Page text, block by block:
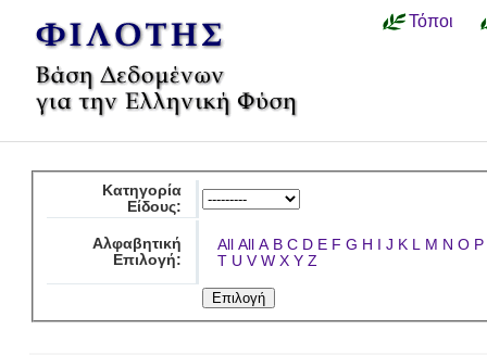
Τόποι
Κατηγορία
Είδους:
Αλφαβητική
Επιλογή:
All All A B C D E F G H I J K L M N O P
T U V W X Y Z